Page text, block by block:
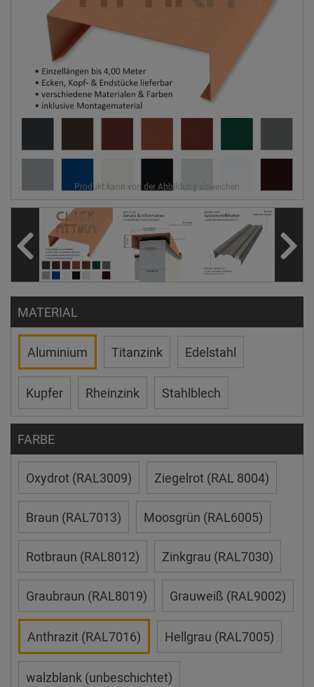
MATERIAL
Aluminium Titanzink Edelstahl
Kupfer Rheinzink Stahlblech
FARBE
Oxydrot (RAL3009) Ziegelrot (RAL 8004)
Braun (RAL7013) Moosgrün (RAL6005)
Rotbraun (RAL8012) Zinkgrau (RAL7030)
Graubraun (RAL8019) Grauweiß (RAL9002)
Anthrazit (RAL7016) Hellgrau (RAL7005)
walzblank (unbeschichtet)